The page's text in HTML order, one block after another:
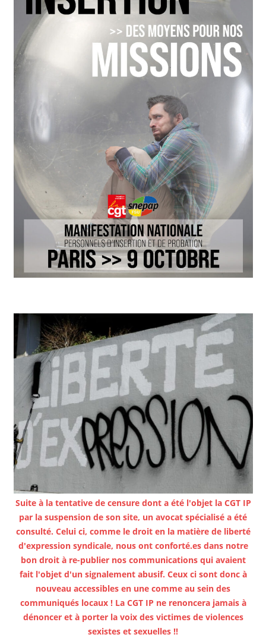
Suite à la tentative de censure dont a été l'objet la CGT IP
par la suspension de son site, un avocat spécialisé a été
consulté. Celui ci, comme le droit en la matière de liberté
d'expression syndicale, nous ont conforté.es dans notre
bon droit à re-publier nos communications qui avaient
fait l'objet d'un signalement abusif. Ceux ci sont donc à
nouveau accessibles en une comme au sein des
communiqués locaux ! La CGT IP ne renoncera jamais à
dénoncer et à porter la voix des victimes de violences
sexistes et sexuelles !!